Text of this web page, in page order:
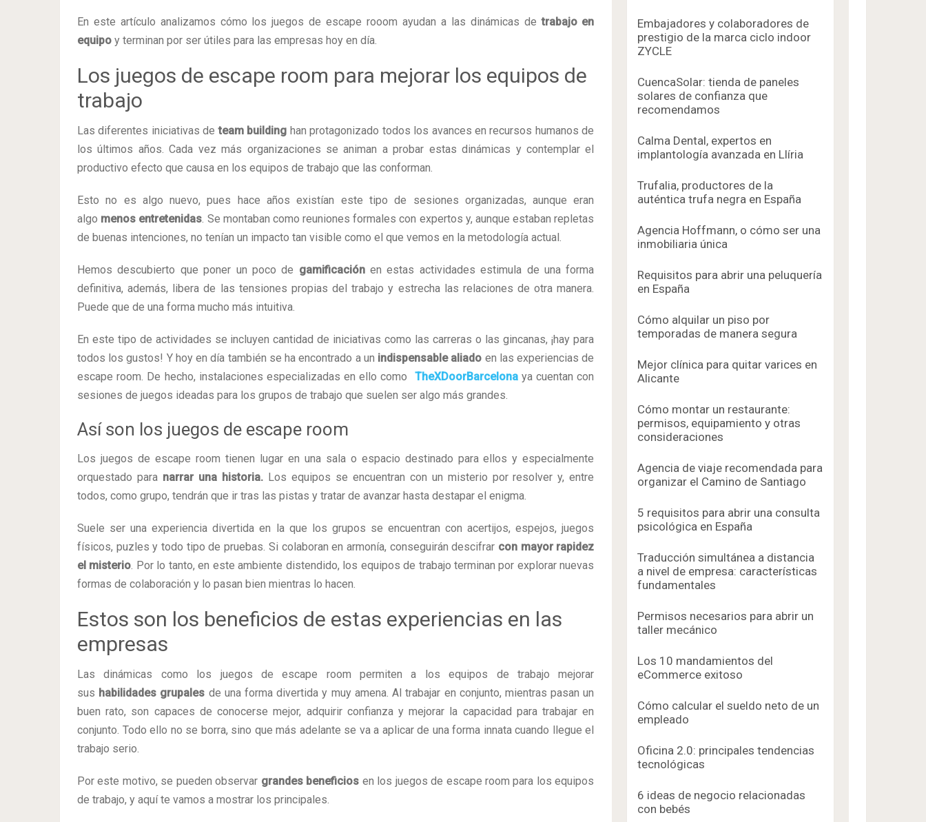
En este artículo analizamos cómo los juegos de escape rooom ayudan a las dinámicas detrabajo en
equipo y terminan por ser útiles para las empresas hoy en día.
Los juegos de escape room para mejorar los equipos de
trabajo
Las diferentes iniciativas de team building han protagonizado todos los avances en recursos humanos de
los últimos años. Cada vez más organizaciones se animan a probar estas dinámicas y contemplar el
productivo efecto que causa en los equipos de trabajo que las conforman.
Esto no es algo nuevo, pues hace años existían este tipo de sesiones organizadas, aunque eran
algo menos entretenidas . Se montaban como reuniones formales con expertos y, aunque estaban repletas
de buenas intenciones, no tenían un impacto tan visible como el que vemos en la metodología actual.
Hemos descubierto que poner un poco de gamificaciónen estas actividades estimula de una forma
definitiva, además, libera de las tensiones propias del trabajo y estrecha las relaciones de otra manera.
Puede que de una forma mucho más intuitiva.
En este tipo de actividades se incluyen cantidad de iniciativas como las carreras o las gincanas, ¡hay para
todos los gustos! Y hoy en día también se ha encontrado a un indispensable aliado en las experiencias de
escape room. De hecho, instalaciones especializadas en ello como TheXDoorBarcelona ya cuentan con
sesiones de juegos ideadas para los grupos de trabajo que suelen ser algo más grandes.
Así son los juegos de escape room
Los juegos de escape room tienen lugar en una sala o espacio destinado para ellos y especialmente
orquestado paranarrar una historia.Los equipos se encuentran con un misterio por resolver y, entre
todos, como grupo, tendrán que ir tras las pistas y tratar de avanzar hasta destapar el enigma.
Suele ser una experiencia divertida en la que los grupos se encuentran con acertijos, espejos, juegos
físicos, puzles y todo tipo de pruebas. Si colaboran en armonía, conseguirán descifrar con mayor rapidez
el misterio . Por lo tanto, en este ambiente distendido, los equipos de trabajo terminan por explorar nuevas
formas de colaboración y lo pasan bien mientras lo hacen.
Estos son los beneficios de estas experiencias en las
empresas
Las dinámicas como los juegos de escape room permiten a los equipos de trabajo mejorar
sus habilidades grupales de una forma divertida y muy amena. Al trabajar en conjunto, mientras pasan un
buen rato, son capaces de conocerse mejor, adquirir confianza y mejorar la capacidad para trabajar en
conjunto. Todo ello no se borra, sino que más adelante se va a aplicar de una forma innata cuando llegue el
trabajo serio.
Por este motivo, se pueden observar grandes beneficios en los juegos de escape room para los equipos
de trabajo, y aquí te vamos a mostrar los principales.
Embajadores y colaboradores de
prestigio de la marca ciclo indoor
ZYCLE
CuencaSolar: tienda de paneles
solares de confianza que
recomendamos
Calma Dental, expertos en
implantología avanzada en Llíria
Trufalia, productores de la
auténtica trufa negra en España
Agencia Hoffmann, o cómo ser una
inmobiliaria única
Requisitos para abrir una peluquería
en España
Cómo alquilar un piso por
temporadas de manera segura
Mejor clínica para quitar varices en
Alicante
Cómo montar un restaurante:
permisos, equipamiento y otras
consideraciones
Agencia de viaje recomendada para
organizar el Camino de Santiago
5 requisitos para abrir una consulta
psicológica en España
Traducción simultánea a distancia
a nivel de empresa: características
fundamentales
Permisos necesarios para abrir un
taller mecánico
Los 10 mandamientos del
eCommerce exitoso
Cómo calcular el sueldo neto de un
empleado
Oficina 2.0: principales tendencias
tecnológicas
6 ideas de negocio relacionadas
con bebés